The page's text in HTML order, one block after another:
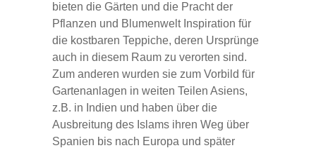
bieten die Gärten und die Pracht der
Pflanzen und Blumenwelt Inspiration für
die kostbaren Teppiche, deren Ursprünge
auch in diesem Raum zu verorten sind.
Zum anderen wurden sie zum Vorbild für
Gartenanlagen in weiten Teilen Asiens,
z.B. in Indien und haben über die
Ausbreitung des Islams ihren Weg über
Spanien bis nach Europa und später